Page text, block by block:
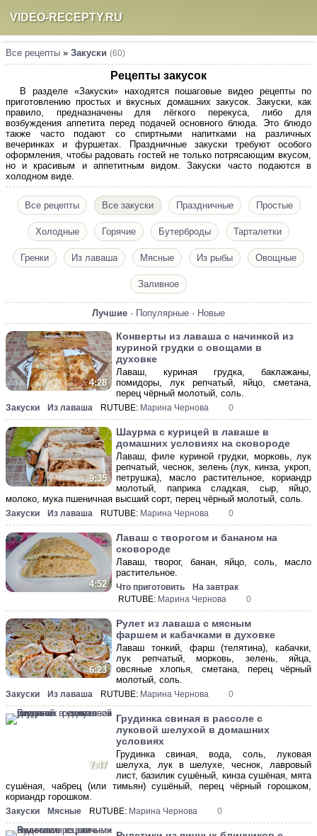
VIDEO-RECEPTY.RU
Все рецепты » Закуски (60)
Рецепты закусок
В разделе «Закуски» находятся пошаговые видео рецепты по
приготовлению простых и вкусных домашних закусок. Закуски, как
правило, предназначены для лёгкого перекуса, либо для
возбуждения аппетита перед подачей основного блюда. Это блюдо
также часто подают со спиртными напитками на различных
вечеринках и фуршетах. Праздничные закуски требуют особого
оформления, чтобы радовать гостей не только потрясающим вкусом,
но и красивым и аппетитным видом. Закуски часто подаются в
холодном виде.
Все рецепты Все закуски Праздничные Простые
Холодные Горячие Бутерброды Тарталетки
Гренки Из лаваша Мясные Из рыбы Овощные
Заливное
Лучшие · Популярные · Новые
4:28
Конверты из лаваша с начинкой из
куриной грудки с овощами в
духовке
Лаваш, куриная грудка, баклажаны,
помидоры, лук репчатый, яйцо, сметана,
перец чёрный молотый, соль.
Закуски Из лаваша RUTUBE: Марина Чернова 0
9:35
Шаурма с курицей в лаваше в
домашних условиях на сковороде
Лаваш, филе куриной грудки, морковь, лук
репчатый, чеснок, зелень (лук, кинза, укроп,
петрушка), масло растительное, кориандр
молотый, паприка сладкая, сыр, яйцо,
молоко, мука пшеничная высший сорт, перец чёрный молотый, соль.
Закуски Из лаваша RUTUBE: Марина Чернова 0
4:52
Лаваш с творогом и бананом на
сковороде
Лаваш, творог, банан, яйцо, соль, масло
растительное.
Что приготовить
На завтрак
RUTUBE: Марина Чернова 0
6:23
Рулет из лаваша с мясным
фаршем и кабачками в духовке
Лаваш тонкий, фарш (телятина), кабачки,
лук репчатый, морковь, зелень, яйца,
овсяные хлопья, сметана, перец чёрный
молотый, соль.
Закуски Из лаваша RUTUBE: Марина Чернова 0
7:47
Грудинка свиная в рассоле с
луковой шелухой в домашних
условиях
Грудинка свиная, вода, соль, луковая
шелуха, лук в шелухе, чеснок, лавровый
лист, базилик сушёный, кинза сушёная, мята
сушёная, чабрец (или тимьян) сушёный, перец чёрный горошком,
кориандр горошком.
Закуски Мясные RUTUBE: Марина Чернова 0